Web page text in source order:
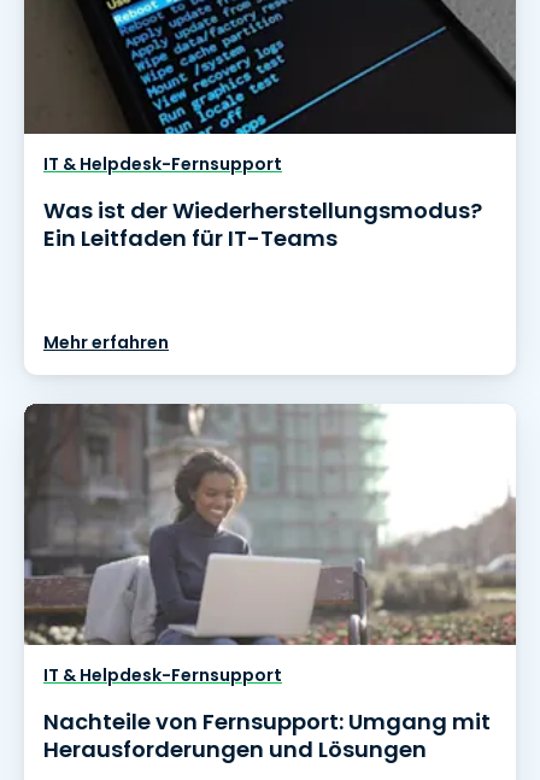
IT & Helpdesk-Fernsupport
Was ist der Wiederherstellungsmodus?
Ein Leitfaden für IT-Teams
Mehr erfahren
IT & Helpdesk-Fernsupport
Nachteile von Fernsupport: Umgang mit
Herausforderungen und Lösungen